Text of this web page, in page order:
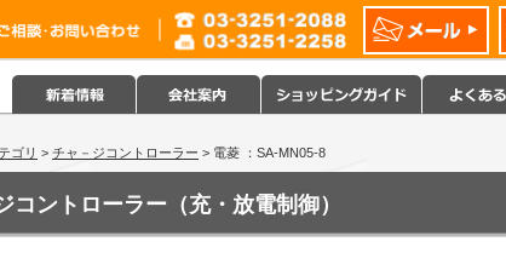
ゴリ > チャ－ジコントローラー > 電菱 ：SA-MN05-8
コントローラー（充・放電制御）